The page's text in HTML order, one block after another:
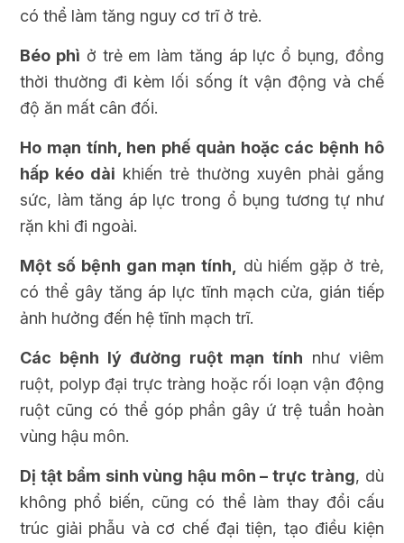
có thể làm tăng nguy cơ trĩ ở trẻ.
Béo phì ở trẻ em làm tăng áp lực ổ bụng, đồng
thời thường đi kèm lối sống ít vận động và chế
độ ăn mất cân đối.
Ho mạn tính, hen phế quản hoặc các bệnh hô
hấp kéo dài khiến trẻ thường xuyên phải gắng
sức, làm tăng áp lực trong ổ bụng tương tự như
rặn khi đi ngoài.
Một số bệnh gan mạn tính,
dù hiếm gặp ở trẻ,
có thể gây tăng áp lực tĩnh mạch cửa, gián tiếp
ảnh hưởng đến hệ tĩnh mạch trĩ.
Các bệnh lý đường ruột mạn tính như viêm
ruột, polyp đại trực tràng hoặc rối loạn vận động
ruột cũng có thể góp phần gây ứ trệ tuần hoàn
vùng hậu môn.
Dị tật bẩm sinh vùng hậu môn – trực tràng, dù
không phổ biến, cũng có thể làm thay đổi cấu
trúc giải phẫu và cơ chế đại tiện, tạo điều kiện